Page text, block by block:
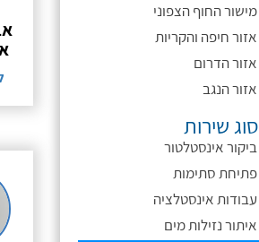
מישור החוף הצפוני
אזור חיפה והקריות
אזור הדרום
אזור הנגב
סוג שירות
ביקור אינסטלטור
פתיחת סתימות
עבודות אינסטלציה
איתור נזילות מים